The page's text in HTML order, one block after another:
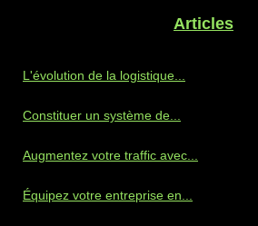
Articles
L'évolution de la logistique...
Constituer un système de...
Augmentez votre traffic avec...
Équipez votre entreprise en...